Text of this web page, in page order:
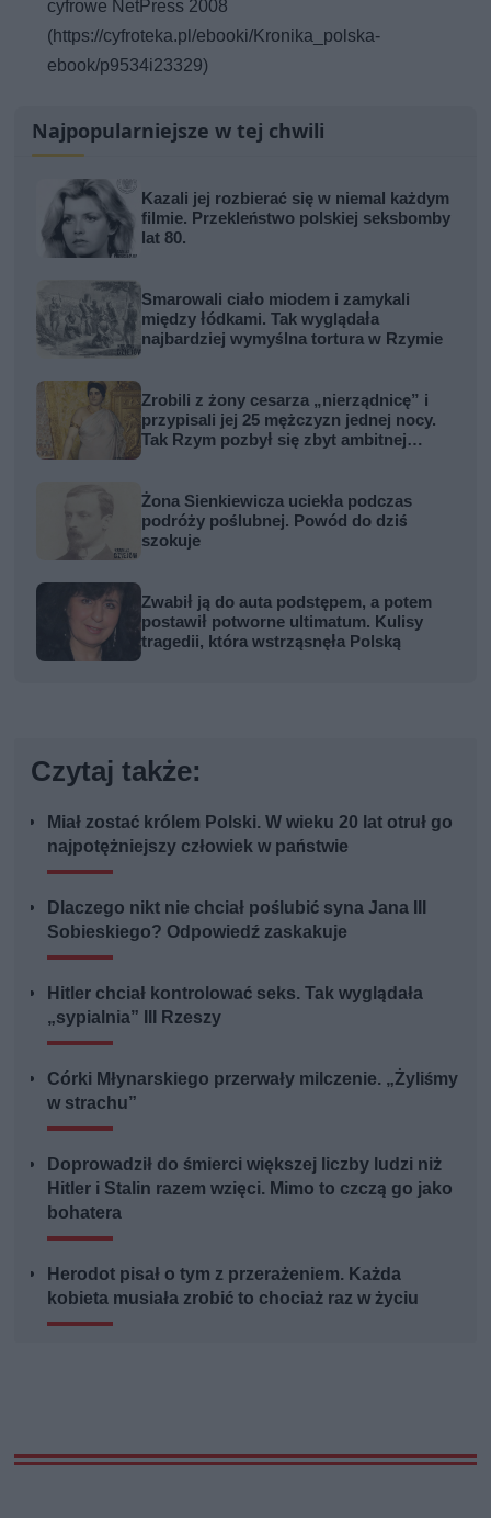
cyfrowe NetPress 2008
(https://cyfroteka.pl/ebooki/Kronika_polska-
ebook/p9534i23329)
Najpopularniejsze w tej chwili
Kazali jej rozbierać się w niemal każdym
filmie. Przekleństwo polskiej seksbomby
lat 80.
Smarowali ciało miodem i zamykali
między łódkami. Tak wyglądała
najbardziej wymyślna tortura w Rzymie
Zrobili z żony cesarza „nierządnicę” i
przypisali jej 25 mężczyzn jednej nocy.
Tak Rzym pozbył się zbyt ambitnej
Żona Sienkiewicza uciekła podczas
podróży poślubnej. Powód do dziś
szokuje
Zwabił ją do auta podstępem, a potem
postawił potworne ultimatum. Kulisy
tragedii, która wstrząsnęła Polską
Czytaj także:
Miał zostać królem Polski. W wieku 20 lat otruł go
najpotężniejszy człowiek w państwie
Dlaczego nikt nie chciał poślubić syna Jana III
Sobieskiego? Odpowiedź zaskakuje
Hitler chciał kontrolować seks. Tak wyglądała
„sypialnia” III Rzeszy
Córki Młynarskiego przerwały milczenie. „Żyliśmy
w strachu”
Doprowadził do śmierci większej liczby ludzi niż
Hitler i Stalin razem wzięci. Mimo to czczą go jako
bohatera
Herodot pisał o tym z przerażeniem. Każda
kobieta musiała zrobić to chociaż raz w życiu